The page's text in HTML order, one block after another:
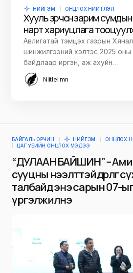
НИЙГЭМ ОНЦЛОХ НИЙТЛЭЛ
Хууль зөрчсөн зарим
нарт хариуцлага
Авлигатай тэмцэх газрын
шинжилгээний хэлтэс 2025
байдлаар иргэн, аж ахуйн…
Niitlel.mn
БАЙГАЛЬ ОРЧИН НИЙГЭМ ОНЦЛОХ
ЦАГ ҮЕИЙН ОНЦЛОХ МЭДЭЭ
“ДУЛААН БАЙШИН” –
сууцны нээлттэй өдөрлөг
талбайд энэ сарын 07-
үргэлжилнэ